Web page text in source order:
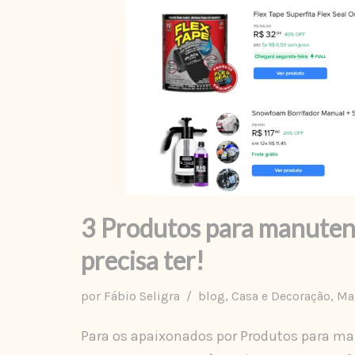
3 Produtos para
precisa ter!
por Fábio Seligra blog, Casa e Decoração,
Para os apaixonados por Produtos para